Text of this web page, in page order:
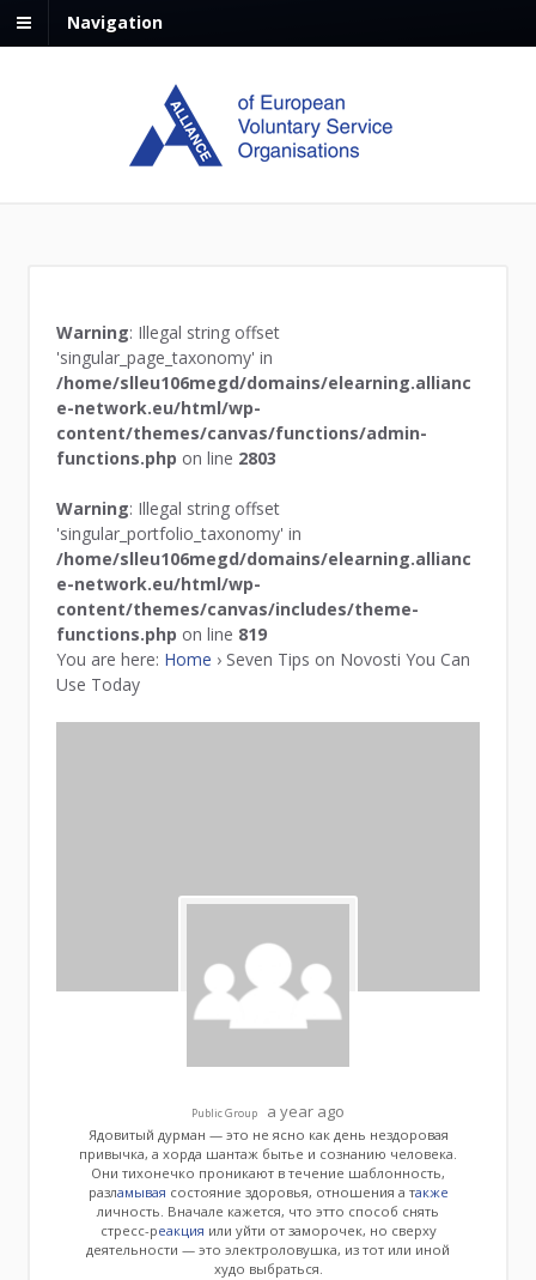
Navigation
Warning: Illegal string offset
'singular_page_taxonomy' in
/home/slleu106megd/domains/elearning.allianc
e-network.eu/html/wp-
content/themes/canvas/functions/admin-
functions.php on line 2803
Warning: Illegal string offset
'singular_portfolio_taxonomy' in
/home/slleu106megd/domains/elearning.allianc
e-network.eu/html/wp-
content/themes/canvas/includes/theme-
functions.php on line 819
You are here: Home › Seven Tips on Novosti You Can
Use Today
Public Group a year ago
Ядовитый дурман — это не ясно как день нездоровая
привычка, а хорда шантаж бытье и сознанию человека.
Они тихонечко проникают в течение шаблонность,
разламывая состояние здоровья, отношения а также
личность. Вначале кажется, что этто способ снять
стресс-реакция или уйти от заморочек, но сверху
деятельности — это электроловушка, из тот или иной
худо выбраться.